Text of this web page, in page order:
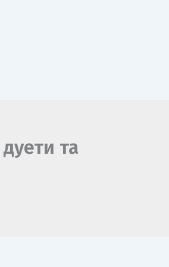
та